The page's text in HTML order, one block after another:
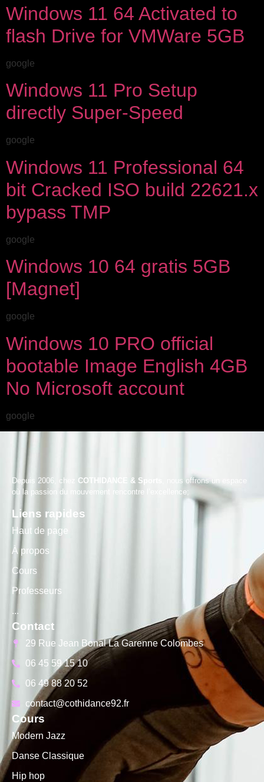
Windows 11 64 Activated to
flash Drive for VMWare 5GB
google
Windows 11 Pro Setup
directly Super-Speed
google
Windows 11 Professional 64
bit Cracked ISO build 22621.x
bypass TMP
google
Windows 10 64 gratis 5GB
[Magnet]
google
Windows 10 PRO official
bootable Image English 4GB
No Microsoft account
google
Depuis 2006, chez COTHIDANCE & Sports
, nous offrons un espace
où la passion du mouvement rencontre l’excellence;
Liens rapides
Haut de page
À propos
Cours
Professeurs
...
Contact
29 Rue Jean Bonal La Garenne Colombes
06 45 59 15 10
06 49 88 20 52
contact@cothidance92.fr
Cours
Modern Jazz
Danse Classique
Hip hop